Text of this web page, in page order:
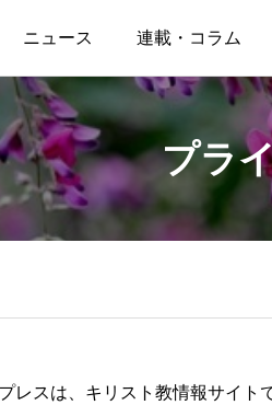
ニュース 連載・コラム
プラ
レスは、キリスト教情報サイ